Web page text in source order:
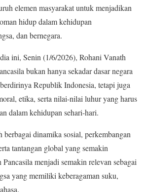
elemen masyarakat untuk menjadikan
hidup dalam kehidupan
dan bernegara.
ini, Senin (1/6/2026), Rohani Vanath
bukan hanya sekadar dasar negara
Republik Indonesia, tetapi juga
etika, serta nilai-nilai luhur yang harus
dalam kehidupan sehari-hari.
dinamika sosial, perkembangan
tantangan global yang semakin
menjadi semakin relevan sebagai
yang memiliki keberagaman suku,